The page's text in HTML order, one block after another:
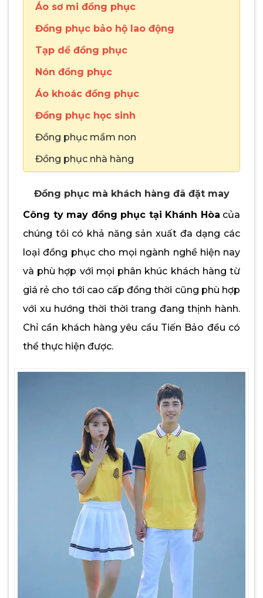
Áo sơ mi đồng phục
Đồng phục bảo hộ lao động
Tạp dề đồng phục
Nón đồng phục
Áo khoác đồng phục
Đồng phục học sinh
Đồng phục mầm non
Đồng phục nhà hàng
Đồng phục mà khách hàng đã đặt may
Công ty may đồng phục tại Khánh Hòa của
chúng tôi có khả năng sản xuất đa dạng các
loại đồng phục cho mọi ngành nghề hiện nay
và phù hợp với mọi phân khúc khách hàng từ
giá rẻ cho tới cao cấp đồng thời cũng phù hợp
với xu hướng thời thời trang đang thịnh hành.
Chỉ cần khách hàng yêu cầu Tiến Bảo đều có
thể thực hiện được.